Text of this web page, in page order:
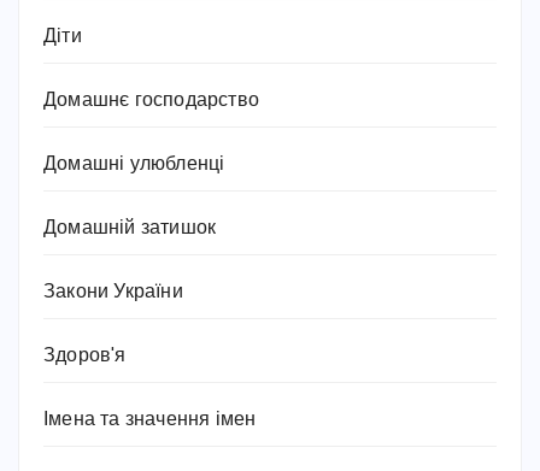
Діти
Домашнє господарство
Домашні улюбленці
Домашній затишок
Закони України
Здоров'я
Імена та значення імен